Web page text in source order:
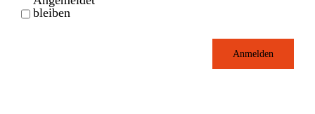
bleiben
Anmelden